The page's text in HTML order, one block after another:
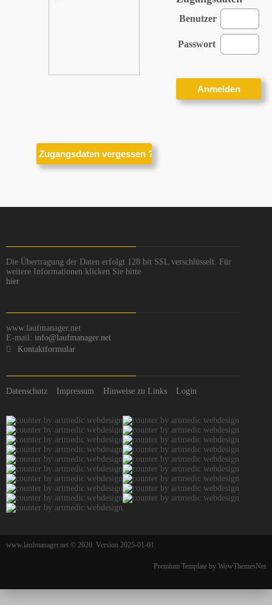
Benutzer
Passwort
Die Übertragung der Daten erfolgt 128 bit SSL verschlüsselt. Für
weitere Informationen klicken Sie bitte
hier
www.laufmanager.net
E-mail: info@laufmanager.net
Kontaktformular
Datenschutz Impressum Hinweise zu Links Login
www.laufmanager.net © 2020. Version 2025-01-01
Premium Template by WowThemesNet